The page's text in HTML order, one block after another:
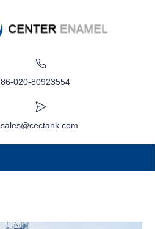
86-020-80923554
sales@cectank.com